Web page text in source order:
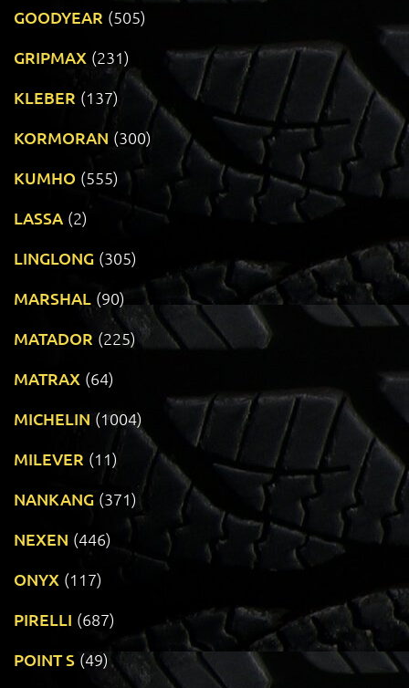
GOODYEAR (505)
GRIPMAX (231)
KLEBER (137)
KORMORAN (300)
KUMHO (555)
LASSA (2)
LINGLONG (305)
MARSHAL (90)
MATADOR (225)
MATRAX (64)
MICHELIN (1004)
MILEVER (11)
NANKANG (371)
NEXEN (446)
ONYX (117)
PIRELLI (687)
POINT S (49)